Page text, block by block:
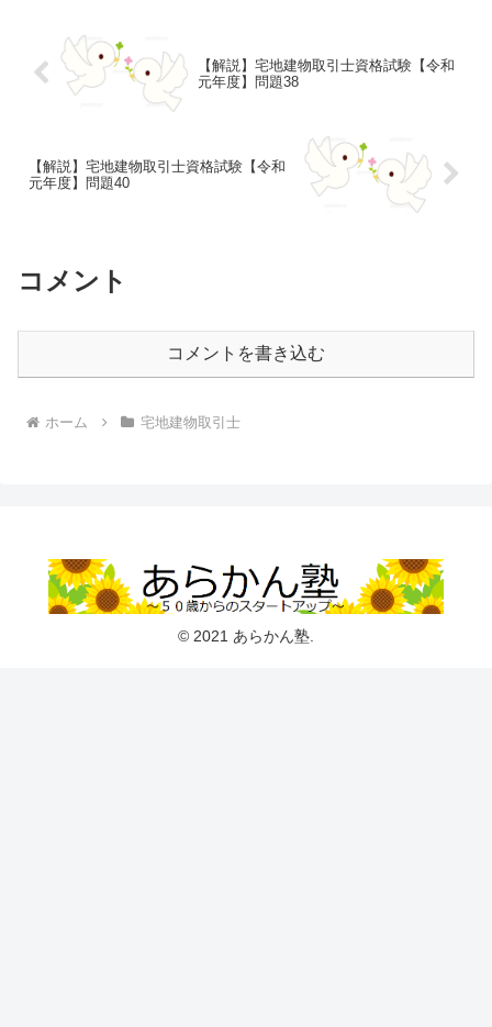
【解説】宅地建物取引士資格試験【令和
元年度】問題38
【解説】宅地建物取引士資格試験【令和
元年度】問題40
コメント
コメントを書き込む
ホーム 宅地建物取引士
© 2021 あらかん塾.